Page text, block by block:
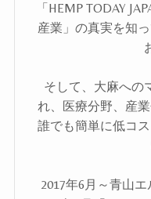
「HEMP TODAY
産業」の真実を知
そして、大麻への
れ、医療分野、産
誰でも簡単に低コ
2017年6月～青山